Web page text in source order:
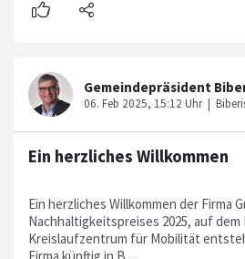
Ein herzliches Willkommen
Ein herzliches Willkommen der Firma
Nachhaltigkeitspreises 2025, auf dem
Kreislaufzentrum für Mobilität